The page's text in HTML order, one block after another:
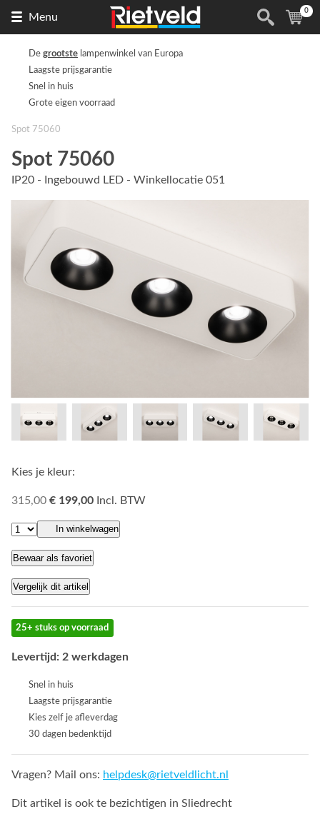
Menu
de
(
0
De grootste lampenwinkel van Europa
Laagste prijsgarantie
Snel in huis
Grote eigen voorraad
Spot 75060
Spot 75060
IP20 - Ingebouwd LED - Winkellocatie 051
Kies je kleur:
315,00 € 199,00 Incl. BTW
In winkelwagen
Bewaar als favoriet
Vergelijk dit artikel
25+ stuks op voorraad
Levertijd: 2 werkdagen
Snel in huis
Laagste prijsgarantie
Kies zelf je afleverdag
30 dagen bedenktijd
Vragen? Mail ons: helpdesk@rietveldlicht.nl
Dit artikel is ook te bezichtigen in Sliedrecht